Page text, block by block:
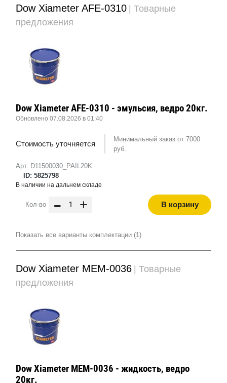
Dow Xiameter AFE-0310 | Товарные
предложения
Арт. D11500030_PAIL20K
ID: 5825798
Dow Xiameter AFE-0310 - эмульсия, ведро 20кг.
Обновлено 07.08.2026 в 01:40
Стоимость уточняется
Минимальный заказ от 7000
руб.
В наличии на дальнем складе
Кол-во - + В корзину
Показать все варианты комплектации (1)
Dow Xiameter MEM-0036 | Товарные
предложения
Dow Xiameter MEM-0036 - жидкость, ведро
20кг.